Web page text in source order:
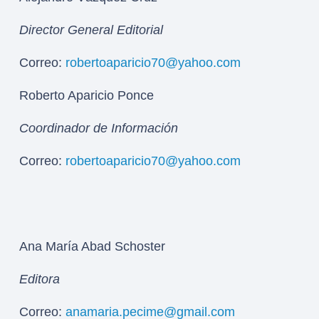
Director General Editorial
Correo: robertoaparicio70@yahoo.com
Roberto Aparicio Ponce
Coordinador de Información
Correo: robertoaparicio70@yahoo.com
Ana María Abad Schoster
Editora
Correo: anamaria.pecime@gmail.com